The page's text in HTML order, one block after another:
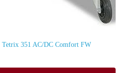
Tetrix 351 AC/DC Comfort FW